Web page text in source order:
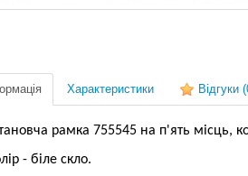
Характеристики Відгуки
рамка 755545 на п'ять місць,
- біле скло.